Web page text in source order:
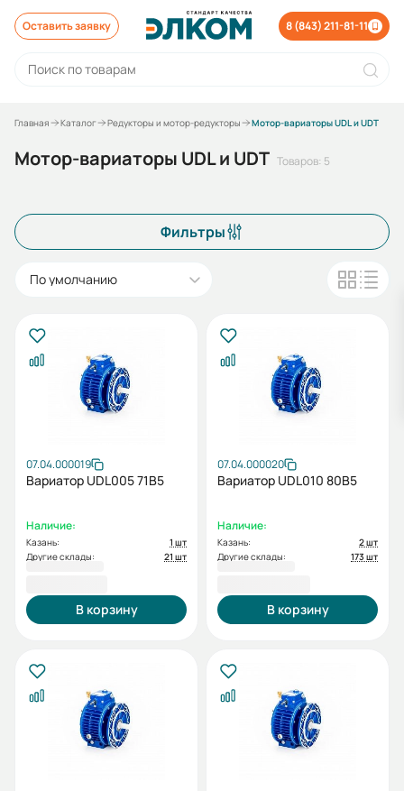
Оставить заявку 8 (843) 211-81-11
Главная Каталог Редукторы и мотор-редукторы Мотор-вариаторы UDL и UDT
Мотор-вариаторы UDL и UDT Товаров: 5
Фильтры
По умолчанию
07.04.000019
Вариатор UDL005 71B5
Наличие:
Казань:
1 шт
Другие склады:
21 шт
В корзину
07.04.000020
Вариатор UDL010 80B5
Наличие:
Казань:
2 шт
Другие склады:
173 шт
В корзину